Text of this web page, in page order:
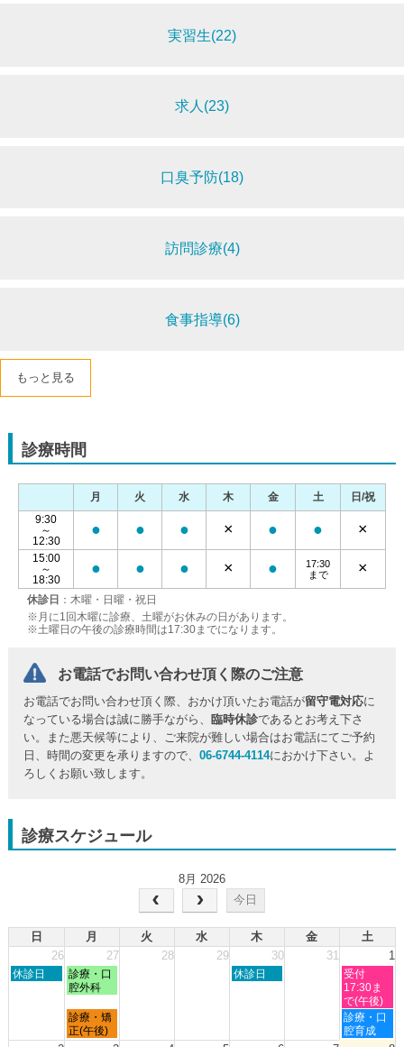
実習生(22)
求人(23)
口臭予防(18)
訪問診療(4)
食事指導(6)
もっと見る
診療時間
休診日 ：木曜・日曜・祝日
※月に1回木曜に診療、土曜がお休みの日があります。
※土曜日の午後の診療時間は17:30までになります。
月 火 水 木 金 土
日/祝
9:30
～
12:30
● ● ● × ● ● ×
15:00
～
18:30
● ● ● × ●
17:30
まで
×
お電話でお問い合わせ頂く際のご注意
お電話でお問い合わせ頂く際、おかけ頂いたお電話が留守電対応に
なっている場合は誠に勝手ながら、
臨時休診であるとお考え下さ
い。また悪天候等により、ご来院が難しい場合はお電話にてご予約
日、時間の変更を承りますので、06-6744-4114におかけ下さい。よ
ろしくお願い致します。
診療スケジュール
8月 2026
今日
日 月 火 水 木 金
土
26
27 28 29 30 31 1
日
26th
休診日
月
曜
7
月
27th
診療・口
腔外科
木
30th
休診日
土
曜
日,
8
月
1st
受付
17:30ま
で(午後)
月
曜
日,
診療・矯
正(午後)
土
曜
日,
診療・口
腔育成